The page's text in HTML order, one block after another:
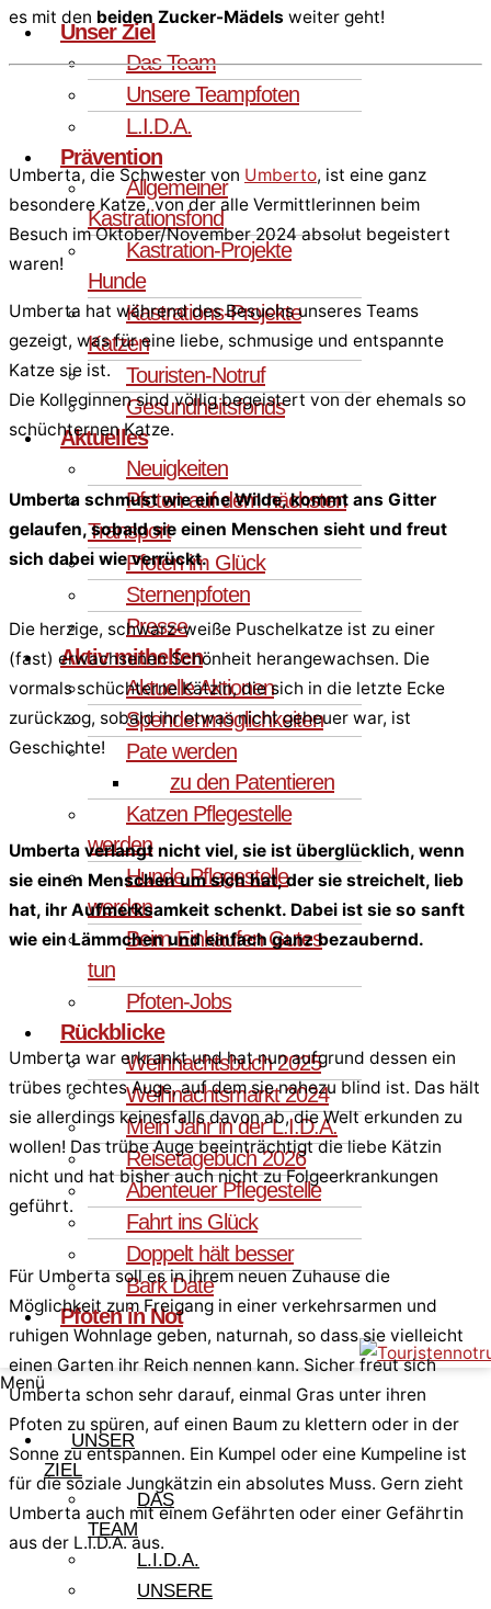
Unser Ziel
Das Team
Unsere Teampfoten
L.I.D.A.
Prävention
Allgemeiner
Kastrationsfond
Kastration-Projekte
Hunde
Kastrations-Projekte
Katzen
Touristen-Notruf
Gesundheitsfonds
Aktuelles
Neuigkeiten
Pfoten auf dem nächsten
Transport
Pfoten im Glück
Sternenpfoten
Presse
Aktiv mithelfen
Aktuelle Aktionen
Spendenmöglichkeiten
Pate werden
zu den Patentieren
Katzen Pflegestelle
werden
Hunde Pflegestelle
werden
Beim Einkaufen Gutes
tun
Pfoten-Jobs
Rückblicke
Weihnachtsbuch 2025
Weihnachtsmarkt 2024
Mein Jahr in der L.I.D.A.
Reisetagebuch 2026
Abenteuer Pflegestelle
Fahrt ins Glück
Doppelt hält besser
Bark Date
Pfoten in Not
Menü
UNSER
ZIEL
DAS
TEAM
L.I.D.A.
UNSERE
es mit den beiden Zucker-Mädels weiter geht!
Umberta, die Schwester von Umberto, ist eine ganz
besondere Katze, von der alle Vermittlerinnen beim
Besuch im Oktober/November 2024 absolut begeistert
waren!
Umberta hat während des Besuchs unseres Teams
gezeigt, was für eine liebe, schmusige und entspannte
Katze sie ist.
Die Kolleginnen sind völlig begeistert von der ehemals so
schüchternen Katze.
Umberta schmust wie eine Wilde, kommt ans Gitter
gelaufen, sobald sie einen Menschen sieht und freut
sich dabei wie verrückt.
Die herzige, schwarz-weiße Puschelkatze ist zu einer
(fast) erwachsenen Schönheit herangewachsen. Die
vormals schüchterne Kätzin, die sich in die letzte Ecke
zurückzog, sobald ihr etwas nicht geheuer war, ist
Geschichte!
Umberta verlangt nicht viel, sie ist überglücklich, wenn
sie einen Menschen um sich hat, der sie streichelt, lieb
hat, ihr Aufmerksamkeit schenkt. Dabei ist sie so sanft
wie ein Lämmchen und einfach ganz bezaubernd.
Umberta war erkrankt und hat nun aufgrund dessen ein
trübes rechtes Auge, auf dem sie nahezu blind ist. Das hält
sie allerdings keinesfalls davon ab, die Welt erkunden zu
wollen! Das trübe Auge beeinträchtigt die liebe Kätzin
nicht und hat bisher auch nicht zu Folgeerkrankungen
geführt.
Für Umberta soll es in ihrem neuen Zuhause die
Möglichkeit zum Freigang in einer verkehrsarmen und
ruhigen Wohnlage geben, naturnah, so dass sie vielleicht
einen Garten ihr Reich nennen kann. Sicher freut sich
Umberta schon sehr darauf, einmal Gras unter ihren
Pfoten zu spüren, auf einen Baum zu klettern oder in der
Sonne zu entspannen. Ein Kumpel oder eine Kumpeline ist
für die soziale Jungkätzin ein absolutes Muss. Gern zieht
Umberta auch mit einem Gefährten oder einer Gefährtin
aus der L.I.D.A. aus.